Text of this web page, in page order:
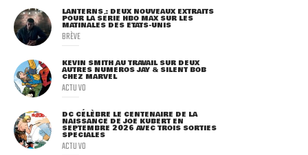
LANTERNS : DEUX NOUVEAUX EXTRAITS
POUR LA SÉRIE HBO MAX SUR LES
MATINALES DES ETATS-UNIS
BRÈVE
KEVIN SMITH AU TRAVAIL SUR DEUX
AUTRES NUMÉROS JAY & SILENT BOB
CHEZ MARVEL
ACTU VO
DC CÉLÈBRE LE CENTENAIRE DE LA
NAISSANCE DE JOE KUBERT EN
SEPTEMBRE 2026 AVEC TROIS SORTIES
SPÉCIALES
ACTU VO